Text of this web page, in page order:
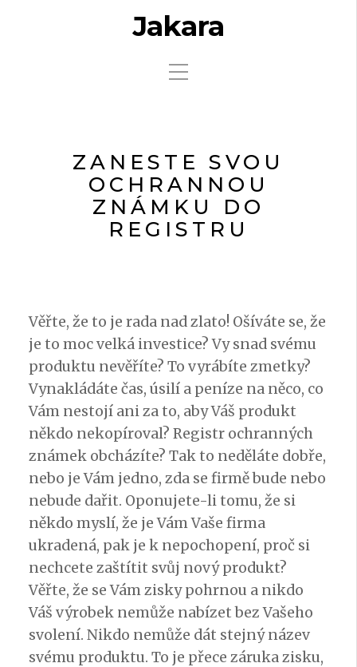
Jakara
ZANESTE SVOU
OCHRANNOU
ZNÁMKU DO
REGISTRU
Věřte, že to je rada nad zlato! Ošíváte se, že
je to moc velká investice? Vy snad svému
produktu nevěříte? To vyrábíte zmetky?
Vynakládáte čas, úsilí a peníze na něco, co
Vám nestojí ani za to, aby Váš produkt
někdo nekopíroval? Registr ochranných
známek obcházíte? Tak to neděláte dobře,
nebo je Vám jedno, zda se firmě bude nebo
nebude dařit. Oponujete-li tomu, že si
někdo myslí, že je Vám Vaše firma
ukradená, pak je k nepochopení, proč si
nechcete zaštítit svůj nový produkt?
Věřte, že se Vám zisky pohrnou a nikdo
Váš výrobek nemůže nabízet bez Vašeho
svolení. Nikdo nemůže dát stejný název
svému produktu. To je přece záruka zisku,